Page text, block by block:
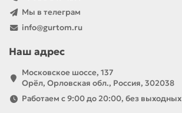
Мы в телеграм
info@gurtom.ru
Наш адрес
Московское шоссе, 137
Орёл, Орловская обл., Россия, 302038
Работаем с 9:00 до 20:00, без выходных